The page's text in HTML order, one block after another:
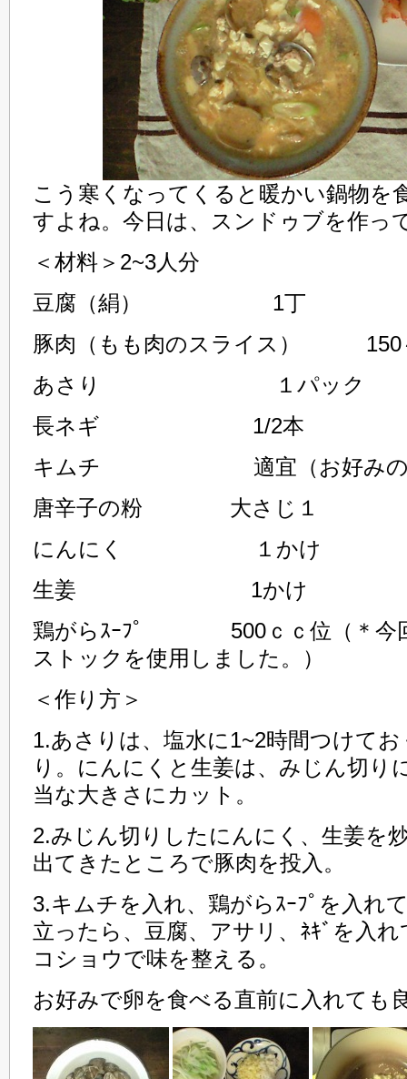
こう寒くなってくると暖かい鍋物を
すよね。今日は、スンドゥブを作っ
＜材料＞2~3人分
豆腐（絹） 1丁
豚肉（もも肉のスライス） 150
あさり １パック
長ネギ 1/2本
キムチ 適宜（お好みの
唐辛子の粉 大さじ１
にんにく １かけ
生姜 1かけ
鶏がらｽｰﾌﾟ 500ｃｃ位（＊今回
ストックを使用しました。）
＜作り方＞
1.あさりは、塩水に1~2時間つけてお
り。にんにくと生姜は、みじん切り
当な大きさにカット。
2.みじん切りしたにんにく、生姜を
出てきたところで豚肉を投入。
3.キムチを入れ、鶏がらｽｰﾌﾟを入れ
立ったら、豆腐、アサリ、ﾈｷﾞを入
コショウで味を整える。
お好みで卵を食べる直前に入れても